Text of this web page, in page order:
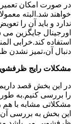
در صورت امکان
خواهند شد.البته
ندارد و باید آن را
اورجینال جایگزین
استفاده کند.خرابی
دنبال آن،تمیز نشدن
مشکلات رایج
در این بخش قصد
را بررسی کنیم.به
مشکلاتی مشابه با هم
این بخش به بررسی آن